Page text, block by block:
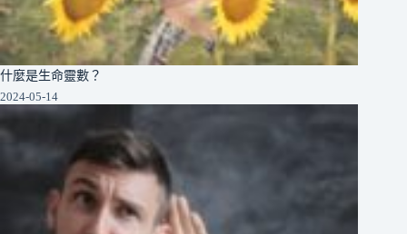
什麼是生命靈數？
2024-05-14